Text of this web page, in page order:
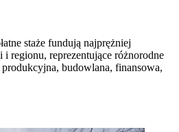
staże fundują najprężniej
regionu, reprezentujące różnorodne
budowlana, finansowa,